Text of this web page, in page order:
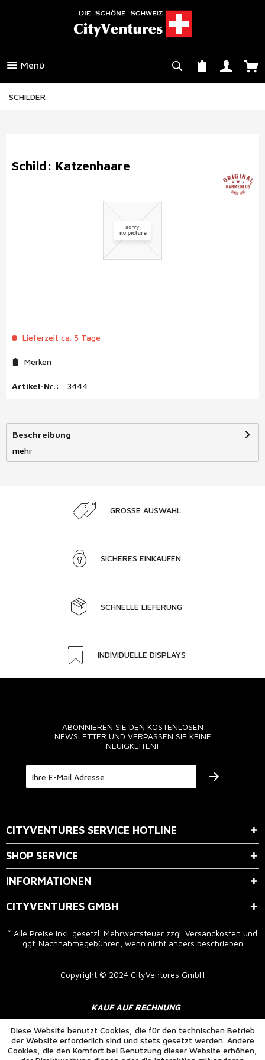
Menü
SCHILDER
Schild: Katzenhaare
Lieferzeit ca. 5 Tage
Merken
Artikel-Nr.: 3444
Beschreibung
mehr
GROSSE AUSWAHL
SICHERES EINKAUFEN
SCHNELLE LIEFERUNG
INDIVIDUELLE DISPLAYS
ABONNIEREN SIE DEN KOSTENLOSEN
NEWSLETTER UND VERPASSEN SIE KEINE
NEUIGKEITEN!
CITYVENTURES SERVICE HOTLINE
SHOP SERVICE
INFORMATIONEN
CITYVENTURES GMBH
* Alle Preise inkl. gesetzl. Mehrwertsteuer zzgl. Versandkosten und
ggf. Nachnahmegebühren, wenn nicht anders beschrieben
Copyright © 2024 CityVentures GmbH
KAUF AUF RECHNUNG
Diese Website benutzt Cookies, die für den technischen Betrieb
der Website erforderlich sind und stets gesetzt werden. Andere
Cookies, die den Komfort bei Benutzung dieser Website erhöhen,